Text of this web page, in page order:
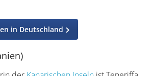
ganzen Familie sowie